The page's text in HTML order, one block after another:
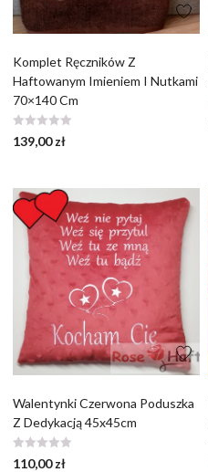
Komplet Ręczników Z
Haftowanym Imieniem I Nutkami
70×140 Cm
139,00zł
Walentynki Czerwona Poduszka
Z Dedykacją 45x45cm
110,00zł